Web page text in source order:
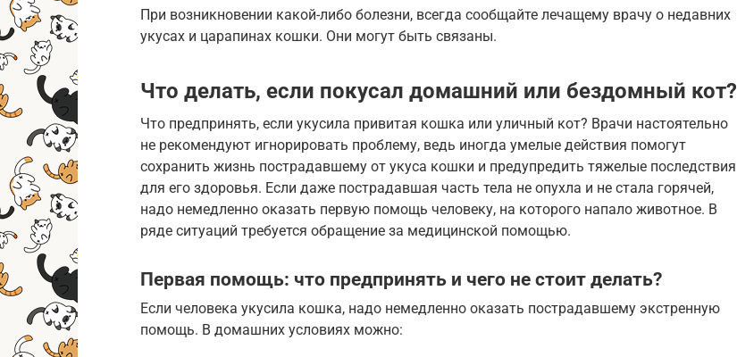
При возникновении какой-либо болезни, всегда сообщайте лечащему врачу о недавних
укусах и царапинах кошки. Они могут быть связаны.
Что делать, если покусал домашний или бездомный кот?
Что предпринять, если укусила привитая кошка или уличный кот? Врачи настоятельно
не рекомендуют игнорировать проблему, ведь иногда умелые действия помогут
сохранить жизнь пострадавшему от укуса кошки и предупредить тяжелые последствия
для его здоровья. Если даже пострадавшая часть тела не опухла и не стала горячей,
надо немедленно оказать первую помощь человеку, на которого напало животное. В
ряде ситуаций требуется обращение за медицинской помощью.
Первая помощь: что предпринять и чего не стоит делать?
Если человека укусила кошка, надо немедленно оказать пострадавшему экстренную
помощь. В домашних условиях можно: